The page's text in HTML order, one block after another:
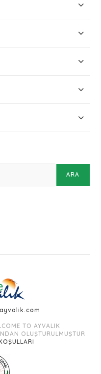
ARA
TO AYVALIK
OLUŞTURULMUŞTUR